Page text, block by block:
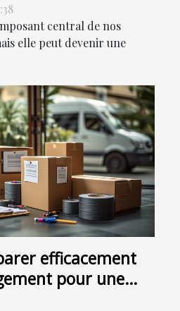
central de nos
elle peut devenir une
efficacement
pour une